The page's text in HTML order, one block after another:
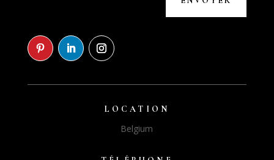
LOCATION
Belgium